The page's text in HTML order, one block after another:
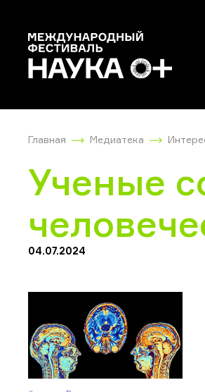
Главная Медиатека
Ученые
04.07.2024